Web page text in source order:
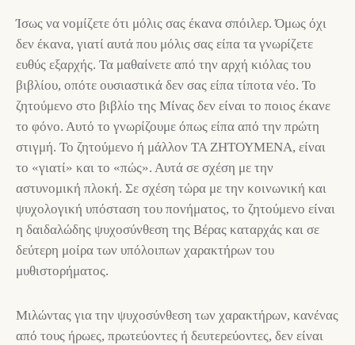
Ίσως να νομίζετε ότι μόλις σας έκανα σπόιλερ. Όμως όχι
δεν έκανα, γιατί αυτά που μόλις σας είπα τα γνωρίζετε
ευθύς εξαρχής. Τα μαθαίνετε από την αρχή κιόλας του
βιβλίου, οπότε ουσιαστικά δεν σας είπα τίποτα νέο. Το
ζητούμενο στο βιβλίο της Μίνας δεν είναι το ποιος έκανε
το φόνο. Αυτό το γνωρίζουμε όπως είπα από την πρώτη
στιγμή. Το ζητούμενο ή μάλλον ΤΑ ΖΗΤΟΥΜΕΝΑ, είναι
το «γιατί» και το «πώς». Αυτά σε σχέση με την
αστυνομική πλοκή. Σε σχέση τώρα με την κοινωνική και
ψυχολογική υπόσταση του πονήματος, το ζητούμενο είναι
η δαιδαλώδης ψυχοσύνθεση της Βέρας καταρχάς και σε
δεύτερη μοίρα των υπόλοιπων χαρακτήρων του
μυθιστορήματος.
Μιλώντας για την ψυχοσύνθεση των χαρακτήρων, κανένας
από τους ήρωες, πρωτεύοντες ή δευτερεύοντες, δεν είναι